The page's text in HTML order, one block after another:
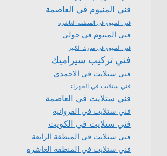
فني المنيوم في العاصمة
فني المنيوم في المنطقة العاشرة
فني المنيوم في حولي
فني المنيوم في مبارك الكبير
فني تركيب سيراميك
فني ستلايت في الاحمدي
فني ستلايت في الجهراء
فني ستلايت في العاصمة
فني ستلايت في الفروانية
فني ستلايت في الكويت
فني ستلايت في المنطقة الرابعة
فني ستلايت في المنطقة العاشرة